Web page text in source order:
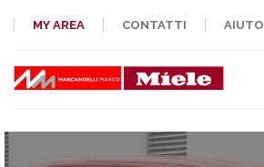
MY AREA CONTATTI AIUTO